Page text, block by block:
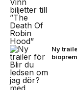
Ny